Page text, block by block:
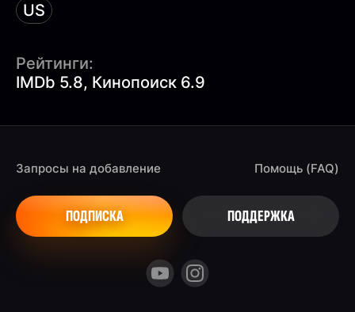
US
Рейтинги:
IMDb 5.8, Кинопоиск 6.9
Запросы на добавление
ПОДПИСКА
Помощь (FAQ)
ПОДДЕРЖКА